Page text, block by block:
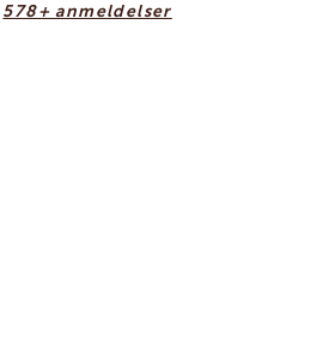
578+ anmeldelser